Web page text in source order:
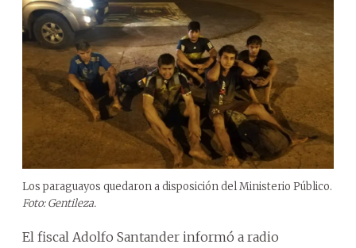
Los paraguayos quedaron a disposición del Ministerio Público.
Foto: Gentileza.
El fiscal Adolfo Santander informó a radio